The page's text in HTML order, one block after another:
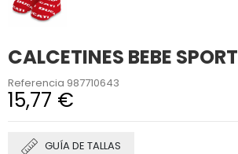
CALCETINES BEBE SPORT
Referencia 987710643
15,77 €
GUÍA DE TALLAS